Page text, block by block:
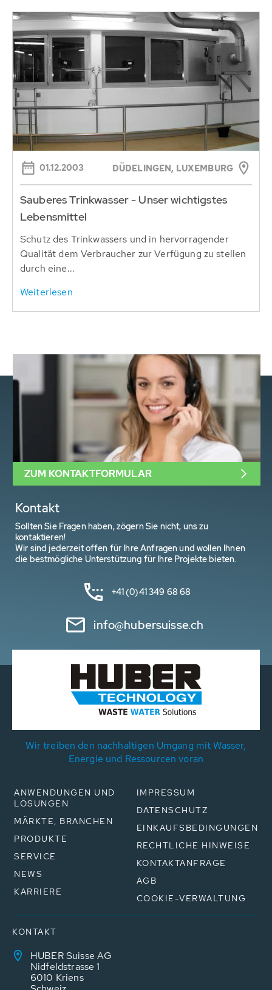
01.12.2003 DÜDELINGEN, LUXEMBURG
Sauberes Trinkwasser - Unser wichtigstes
Lebensmittel
Schutz des Trinkwassers und in hervorragender
Qualität dem Verbraucher zur Verfügung zu stellen
durch eine...
Weiterlesen
Kontakt
Sollten Sie Fragen haben, zögern Sie nicht, uns zu
kontaktieren!
Wir sind jederzeit offen für Ihre Anfragen und wollen Ihnen
die bestmögliche Unterstützung für Ihre Projekte bieten.
+41 (0)41 349 68 68
info@hubersuisse.ch
ZUM KONTAKTFORMULAR
Wir treiben den nachhaltigen Umgang mit Wasser,
Energie und Ressourcen voran
ANWENDUNGEN UND
LÖSUNGEN
MÄRKTE, BRANCHEN
PRODUKTE
SERVICE
NEWS
KARRIERE
IMPRESSUM
DATENSCHUTZ
EINKAUFSBEDINGUNGEN
RECHTLICHE HINWEISE
KONTAKTANFRAGE
AGB
COOKIE-VERWALTUNG
KONTAKT
HUBER Suisse AG
Nidfeldstrasse 1
6010 Kriens